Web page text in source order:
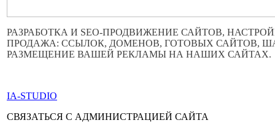
РАЗРАБОТКА И SEO-ПРОДВИЖЕНИЕ САЙТОВ,
ПРОДАЖА: ССЫЛОК, ДОМЕНОВ, ГОТОВЫХ САЙТОВ,
РАЗМЕЩЕНИЕ ВАШЕЙ РЕКЛАМЫ НА НАШИХ САЙТАХ.
IA-STUDIO
СВЯЗАТЬСЯ С АДМИНИСТРАЦИЕЙ САЙТА